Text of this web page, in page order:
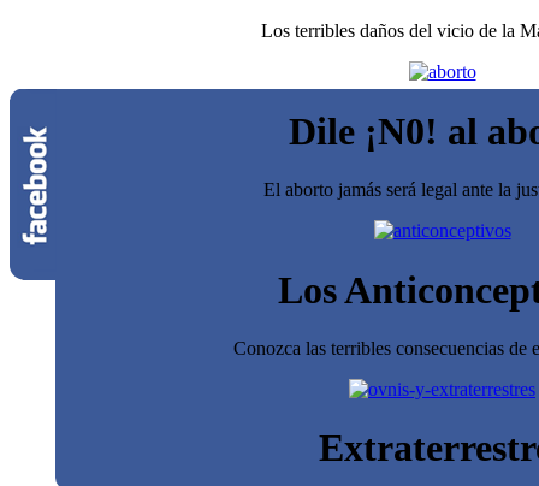
Los terribles daños del vicio de la
Dile ¡N0! al
El aborto jamás será legal ante la
Los
Conozca las terribles consecuencias de